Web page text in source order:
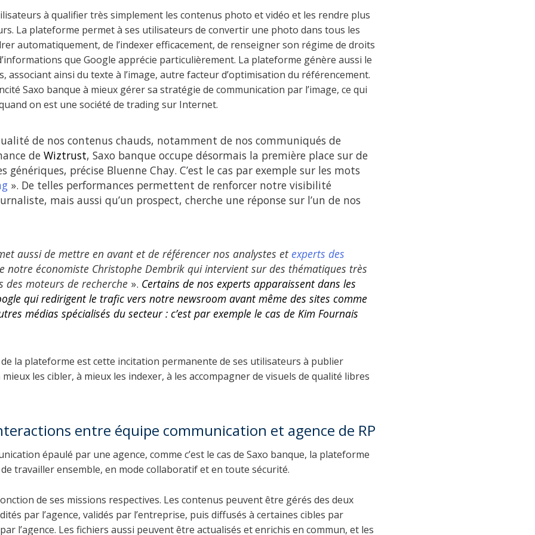
à qualifier très simplement les contenus photo et vidéo et les rendre plus
La plateforme permet à ses utilisateurs de convertir une photo dans tous les
automatiquement, de l’indexer efficacement, de renseigner son régime de droits
que Google apprécie particulièrement. La plateforme génère aussi le
associant ainsi du texte à l’image, autre facteur d’optimisation du référencement.
Saxo banque à mieux gérer sa stratégie de communication par l’image, ce qui
on est une société de trading sur Internet.
de nos contenus chauds, notamment de nos communiqués de
de Wiztrust, Saxo banque occupe désormais la première place sur de
génériques, précise Bluenne Chay. C’est le cas par exemple sur les mots
». De telles performances permettent de renforcer notre visibilité
mais aussi qu’un prospect, cherche une réponse sur l’un de nos
aussi de mettre en avant et de référencer nos analystes et experts des
notre économiste Christophe Dembrik qui intervient sur des thématiques très
des moteurs de recherche ». Certains de nos experts apparaissent dans les
qui redirigent le trafic vers notre newsroom avant même des sites comme
médias spécialisés du secteur : c’est par exemple le cas de Kim Fournais
de la plateforme est cette incitation permanente de ses utilisateurs à publier
les cibler, à mieux les indexer, à les accompagner de visuels de qualité libres
entre équipe communication et agence de RP
épaulé par une agence, comme c’est le cas de Saxo banque, la plateforme
travailler ensemble, en mode collaboratif et en toute sécurité.
de ses missions respectives. Les contenus peuvent être gérés des deux
par l’agence, validés par l’entreprise, puis diffusés à certaines cibles par
l’agence. Les fichiers aussi peuvent être actualisés et enrichis en commun, et les